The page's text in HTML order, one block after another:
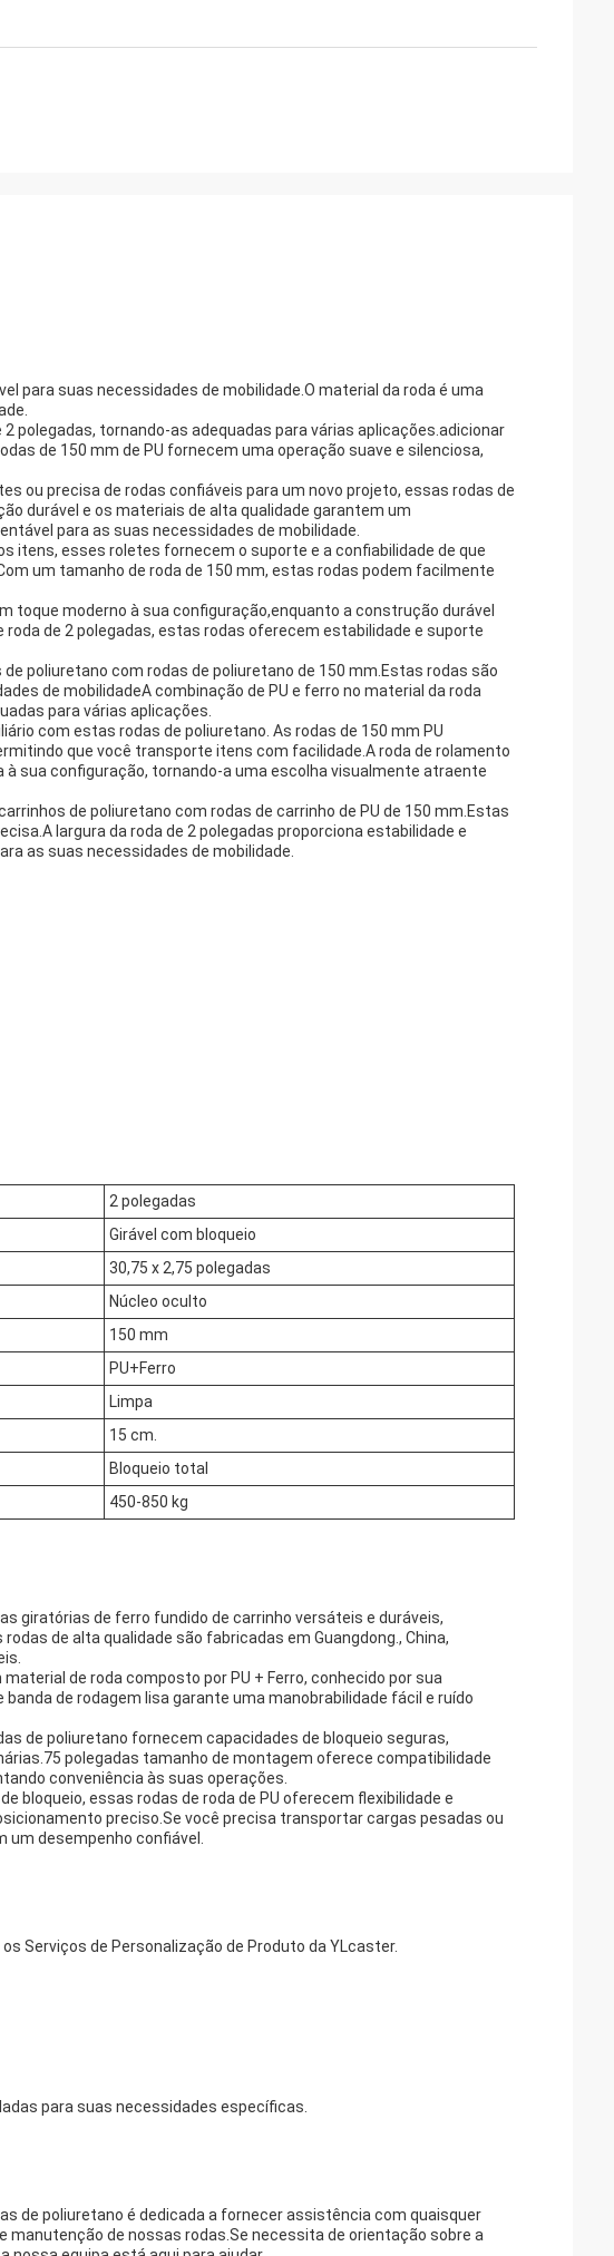
para suas necessidades de mobilidade.O material da roda é uma
polegadas, tornando-as adequadas para várias aplicações.adicionar
de 150 mm de PU fornecem uma operação suave e silenciosa,
ou precisa de rodas confiáveis para um novo projeto, essas rodas de
durável e os materiais de alta qualidade garantem um
para as suas necessidades de mobilidade.
itens, esses roletes fornecem o suporte e a confiabilidade de que
um tamanho de roda de 150 mm, estas rodas podem facilmente
toque moderno à sua configuração,enquanto a construção durável
de 2 polegadas, estas rodas oferecem estabilidade e suporte
poliuretano com rodas de poliuretano de 150 mm.Estas rodas são
de mobilidadeA combinação de PU e ferro no material da roda
para várias aplicações.
com estas rodas de poliuretano. As rodas de 150 mm PU
que você transporte itens com facilidade.A roda de rolamento
sua configuração, tornando-a uma escolha visualmente atraente
de poliuretano com rodas de carrinho de PU de 150 mm.Estas
largura da roda de 2 polegadas proporciona estabilidade e
as suas necessidades de mobilidade.
2 polegadas
Girável com bloqueio
30,75 x 2,75 polegadas
Núcleo oculto
150 mm
PU+Ferro
Limpa
15 cm.
Bloqueio total
450-850 kg
giratórias de ferro fundido de carrinho versáteis e duráveis,
de alta qualidade são fabricadas em Guangdong., China,
de roda composto por PU + Ferro, conhecido por sua
de rodagem lisa garante uma manobrabilidade fácil e ruído
de poliuretano fornecem capacidades de bloqueio seguras,
polegadas tamanho de montagem oferece compatibilidade
conveniência às suas operações.
bloqueio, essas rodas de roda de PU oferecem flexibilidade e
preciso.Se você precisa transportar cargas pesadas ou
desempenho confiável.
Serviços de Personalização de Produto da YLcaster.
para suas necessidades específicas.
de poliuretano é dedicada a fornecer assistência com quaisquer
manutenção de nossas rodas.Se necessita de orientação sobre a